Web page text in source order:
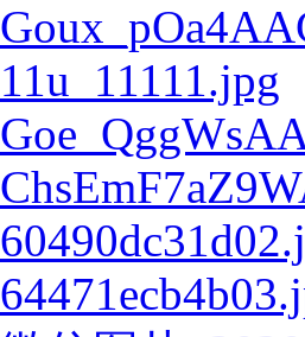
11u_11111.jpg